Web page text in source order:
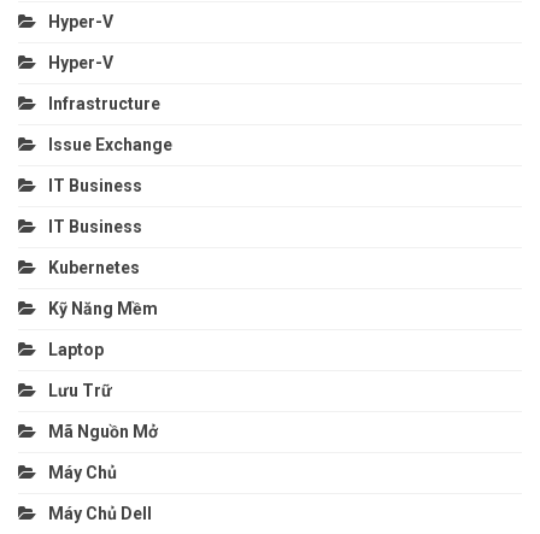
Hyper-V
Hyper-V
Infrastructure
Issue Exchange
IT Business
IT Business
Kubernetes
Kỹ Năng Mềm
Laptop
Lưu Trữ
Mã Nguồn Mở
Máy Chủ
Máy Chủ Dell